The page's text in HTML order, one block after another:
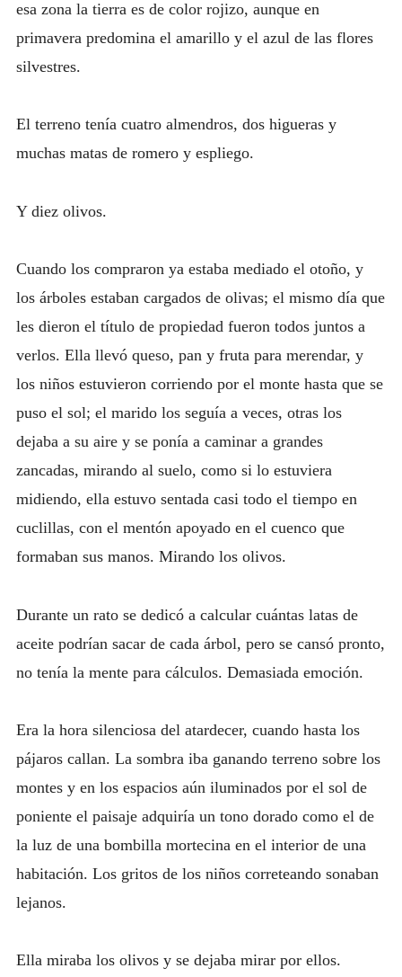
esa zona la tierra es de color rojizo, aunque en
primavera predomina el amarillo y el azul de las flores
silvestres.
El terreno tenía cuatro almendros, dos higueras y
muchas matas de romero y espliego.
Y diez olivos.
Cuando los compraron ya estaba mediado el otoño, y
los árboles estaban cargados de olivas; el mismo día que
les dieron el título de propiedad fueron todos juntos a
verlos. Ella llevó queso, pan y fruta para merendar, y
los niños estuvieron corriendo por el monte hasta que se
puso el sol; el marido los seguía a veces, otras los
dejaba a su aire y se ponía a caminar a grandes
zancadas, mirando al suelo, como si lo estuviera
midiendo, ella estuvo sentada casi todo el tiempo en
cuclillas, con el mentón apoyado en el cuenco que
formaban sus manos. Mirando los olivos.
Durante un rato se dedicó a calcular cuántas latas de
aceite podrían sacar de cada árbol, pero se cansó pronto,
no tenía la mente para cálculos. Demasiada emoción.
Era la hora silenciosa del atardecer, cuando hasta los
pájaros callan. La sombra iba ganando terreno sobre los
montes y en los espacios aún iluminados por el sol de
poniente el paisaje adquiría un tono dorado como el de
la luz de una bombilla mortecina en el interior de una
habitación. Los gritos de los niños correteando sonaban
lejanos.
Ella miraba los olivos y se dejaba mirar por ellos.